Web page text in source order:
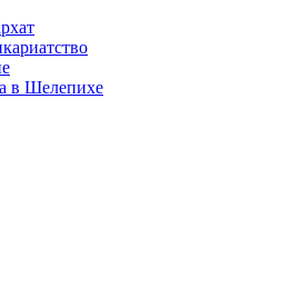
в Шелепихе